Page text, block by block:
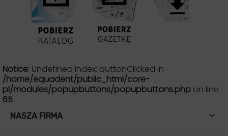
Notice: Undefined index: buttonClicked in
/home/equadent/public_html/core-
pl/modules/popupbuttons/popupbuttons.php on line
65
NASZA FIRMA 